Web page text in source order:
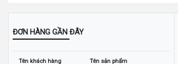
ĐƠN HÀNG GẦN ĐÂY
Tên khách hàng Tên sản phẩm